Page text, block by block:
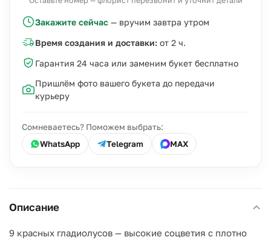
Закажите сейчас — вручим завтра утром
Время создания и доставки: от 2 ч.
Гарантия 24 часа или заменим букет бесплатно
Пришлём фото вашего букета до передачи
курьеру
Сомневаетесь? Поможем выбрать:
WhatsApp
Telegram MAX
Описание
9 красных гладиолусов — высокие соцветия с плотно